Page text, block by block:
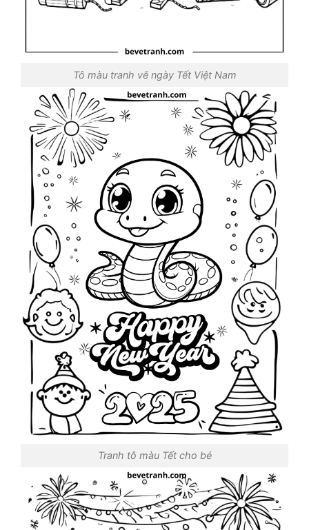
Tô màu tranh vẽ ngày Tết Việt Nam
Tranh tô màu Tết cho bé